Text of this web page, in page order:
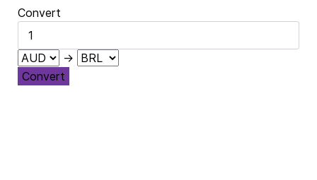
Convert
→
Convert